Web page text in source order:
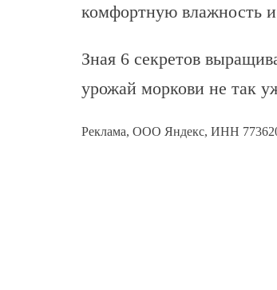
комфортную влажность
Зная 6 секретов
урожай моркови не так
Реклама, ООО Яндекс, ИНН